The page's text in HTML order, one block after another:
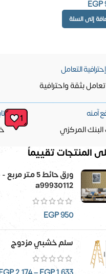
EGP
إلى السلة
إحترافية التعامل
تعامل بثقة واحترافية
آمنه
المركزي
المنتجات تقييماً
a99930112
EGP950
سلم خشبي مزدوج